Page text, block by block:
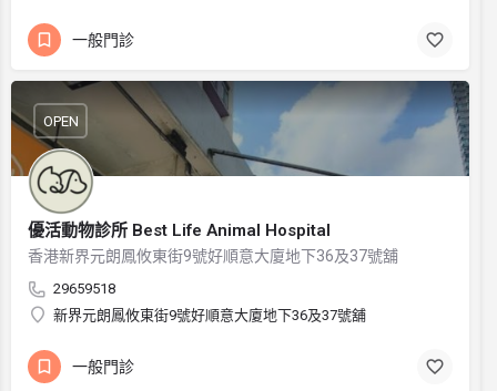
一般門診
優活動物診所 Best Life Animal Hospital
香港新界元朗鳳攸東街9號好順意大廈地下36及37號舖
29659518
新界元朗鳳攸東街9號好順意大廈地下36及37號舖
OPEN
一般門診